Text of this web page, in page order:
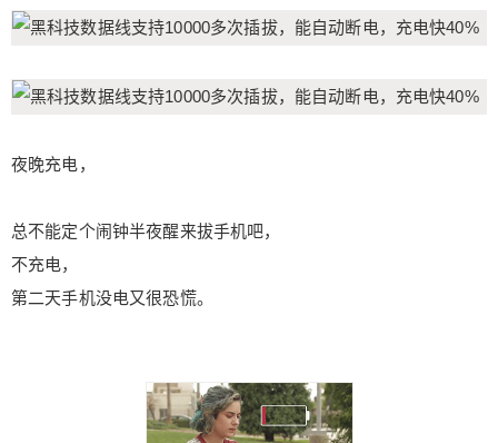
夜晚充电，
总不能定个闹钟半夜醒来拔手机吧，
不充电，
第二天手机没电又很恐慌。
式， 低电量时采用高电流快充， 节约时间； 快充
满时或过热时采用涓流补电， 保护电池。 在快速充
烫，损害电池。 智能断电充电数据二合一 原价58
超耐用，一条可用两年 普通数据线一般采用铝合金
接口， 多次拔插很容易让接口被磨损， 经常接触不
们根本没注意到， 要用时才发现手机没充到电， 太
崩溃了！ 而且，铝合金接口插拔3000次左右就得报
废， 一般我们每天至少插拔个八九次吧， 相当于一
上。 同时， USAMS数据线接头的加长加固设计，
防止数据线开裂， 充电更安全。 不打结 很多人都